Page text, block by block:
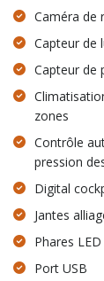
Caméra de
Capteur de
Capteur de
zones
Contrôle
pression
Digital
Jantes
Phares LED
Port USB